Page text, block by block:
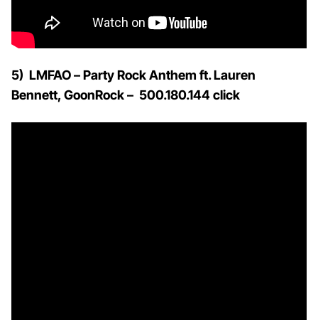
5) LMFAO – Party Rock Anthem ft. Lauren
Bennett, GoonRock – 500.180.144 click